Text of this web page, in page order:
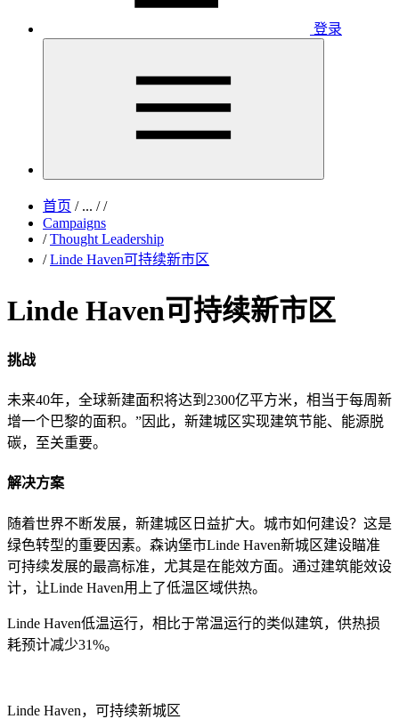
登录
首页 /... / /
Campaigns
/ Thought Leadership
/ Linde Haven可持续新市区
Linde Haven可持续新市区
挑战
未来40年，全球新建面积将达到2300亿平方米，相当于每周新
增一个巴黎的面积。”因此，新建城区实现建筑节能、能源脱
碳，至关重要。
解决方案
随着世界不断发展，新建城区日益扩大。城市如何建设？这是
绿色转型的重要因素。森讷堡市Linde Haven新城区建设瞄准
可持续发展的最高标准，尤其是在能效方面。通过建筑能效设
计，让Linde Haven用上了低温区域供热。
Linde Haven低温运行，相比于常温运行的类似建筑，供热损
耗预计减少31%。
Linde Haven，可持续新城区